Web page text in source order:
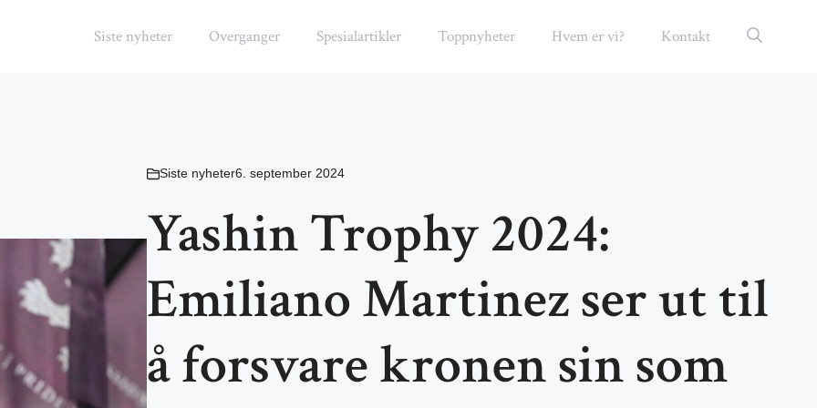
Siste nyheter Overganger Spesialartikler Toppnyheter Hvem er vi? Kontakt
Siste nyheter6. september 2024
Yashin Trophy 2024:
Emiliano Martinez ser ut til
å forsvare kronen sin som